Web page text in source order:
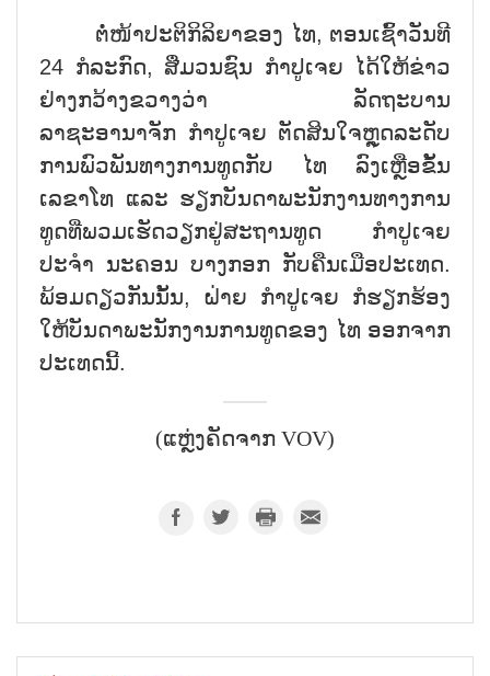
ຕໍ່ໜ້າປະຕິກິລິຍາຂອງ ໄທ, ຕອນເຊົ້າວັນທີ
24 ກໍລະກົດ, ສື່ມວນຊົນ ກຳປູເຈຍ ໄດ້ໃຫ້ຂ່າວ
ຢ່າງກວ້າງຂວາງວ່າ ລັດຖະບານ
ລາຊະອານາຈັກ ກຳປູເຈຍ ຕັດສິນໃຈຫຼຸດລະດັບ
ການພົວພັນທາງການທູດກັບ ໄທ ລົງເຫຼືອຂັ້ນ
ເລຂາໂທ ແລະ ຮຽກບັນດາພະນັກງານທາງການ
ທູດທີ່ພວມເຮັດວຽກຢູ່ສະຖານທູດ ກຳປູເຈຍ
ປະຈຳ ນະຄອນ ບາງກອກ ກັບຄືນເມືອປະເທດ.
ພ້ອມດຽວກັນນັ້ນ, ຝ່າຍ ກຳປູເຈຍ ກໍຮຽກຮ້ອງ
ໃຫ້ບັນດາພະນັກງານການທູດຂອງ ໄທ ອອກຈາກ
ປະເທດນີ້.
(ແຫຼ່ງຄັດຈາກ VOV)